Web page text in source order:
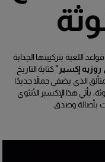
بي روزيه" قواعد اللعبة بتركيبتها الجذابة
كتابة التاريخ
الذي يضفي جمالاً جديدًا
والأنوثة، يأتي هذا الإكسير الأنثوي
بأصالة وصدق.